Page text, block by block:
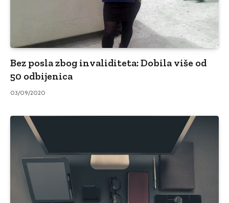
Bez posla zbog invaliditeta: Dobila više od
50 odbijenica
03/09/2020